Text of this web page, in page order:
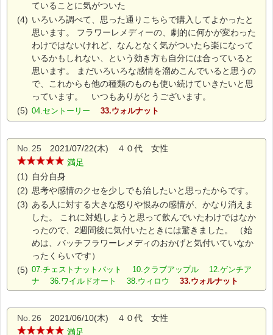
ていることに気がついた
(4) いろいろ調べて、思った通りこちらで購入してよかったと
思います。 フラワーレメディーの、劇的に何かが変わった
わけではないけれど、なんとなく気がついたら楽になって
いるかもしれない、という効き方も自分には合っていると
思います。 まだいろいろな感情を溜めこんでいると思うの
で、これからも他の種類のものも使い続けていきたいと思
っています。 いつもありがとうございます。
(5) 04.セントーリー 33.ウォルナット
No. 25 2021/07/22(木) ４０代 女性
満足
(1) 自分自身
(2) 思考や感情のクセを少しでも治したいと思ったからです。
(3) ある人に対する大きな怒りや恨みの感情が、かなり消えま
した。 これに対処しようと思って飲んでいたわけではなか
ったので、2週間後に気付いたときには驚きました。 （始
めは、バッチフラワーレメディのおかげと気付いていなか
ったくらいです）
(5) 07.チェストナットバット 10.クラブアップル 12.ゲンチア
ナ 36.ワイルドオート 38.ウィロウ 33.ウォルナット
No. 26 2021/06/10(木) ４０代 女性
満足